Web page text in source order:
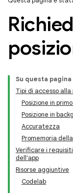
Su questa pagina
Tipi di accesso alla
Posizione in
Posizione in
Accuratezza
Promemoria
Verificare i
dell'app
Risorse aggiuntive
Codelab